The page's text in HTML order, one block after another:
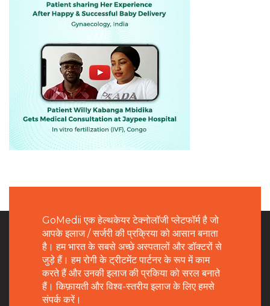
GoMedii एक हेल्थकेयर टेक्नोलॉजी प्लेटफॉर्म है जो
आपके इलाज / सर्जरी की प्रक्रिया को आसान बनाता
है। हम भारत के सबसे अच्छे अस्पतालों और डॉक्टरों से
जुड़े हैं। हम रोगी के ट्रीटमेंट पार्टनर के रूप में काम
करते हैं और उनकी इलाज की प्रकिया को सरल बनाते
हैं। किफ़ायती और विश्व-स्तरीय इलाज के लिए हमसे
संपर्क करें।